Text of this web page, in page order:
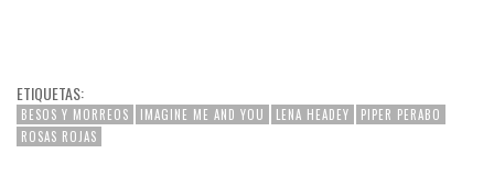
ETIQUETAS:
BESOS Y MORREOS IMAGINE ME AND YOU LENA HEADEY
PIPER PERABO
ROSAS ROJAS